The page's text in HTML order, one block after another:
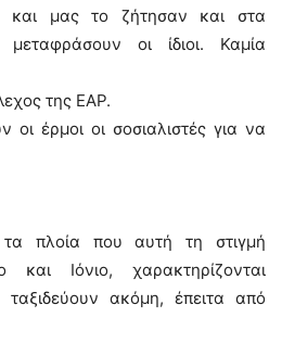
και μας το ζήτησαν και στα
οι ίδιοι. Καμία
της ΕΑΡ.
έρμοι οι σοσιαλιστές για να
πλοία που αυτή τη στιγμή
και Ιόνιο, χαρακτηρίζονται
ταξιδεύουν ακόμη, έπειτα από